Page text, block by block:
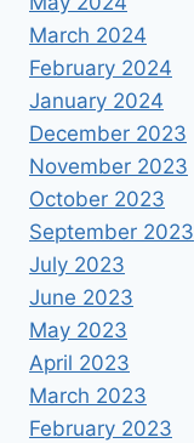
March 2024
February 2024
January 2024
December 2023
November 2023
October 2023
September 2023
July 2023
June 2023
May 2023
April 2023
March 2023
February 2023